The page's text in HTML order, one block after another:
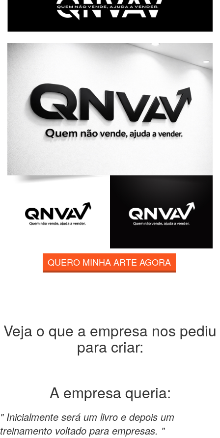
QUERO MINHA ARTE AGORA
Veja o que a empresa nos pediu
para criar:
A empresa queria:
" Inicialmente será um livro e depois um
treinamento voltado para empresas. "